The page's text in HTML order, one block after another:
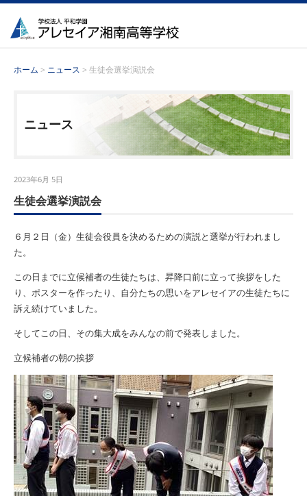
ホーム > ニュース > 生徒会選挙演説会
ニュース
2023年6月 5日
生徒会選挙演説会
６月２日（金）生徒会役員を決めるための演説と選挙が行われまし
た。
この日までに立候補者の生徒たちは、昇降口前に立って挨拶をした
り、ポスターを作ったり、自分たちの思いをアレセイアの生徒たちに
訴え続けていました。
そしてこの日、その集大成をみんなの前で発表しました。
立候補者の朝の挨拶